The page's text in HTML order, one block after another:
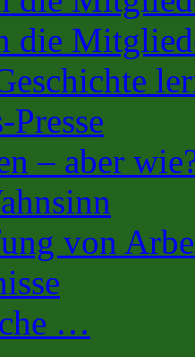
die
– aber
von
…